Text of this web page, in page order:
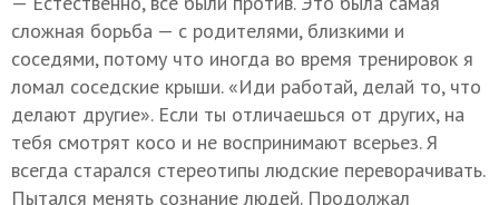
сложная борьба — с родителями, близкими и
соседями, потому что иногда во время тренировок я
ломал соседские крыши. «Иди работай, делай то, что
делают другие». Если ты отличаешься от других, на
тебя смотрят косо и не воспринимают всерьез. Я
всегда старался стереотипы людские переворачивать.
Пытался менять сознание людей. Продолжал